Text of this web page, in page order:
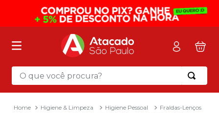
O que você procura?
Higiene & Limpeza Higiene Pessoal
Fraldas-Lenços
Termos mais buscados
mochila